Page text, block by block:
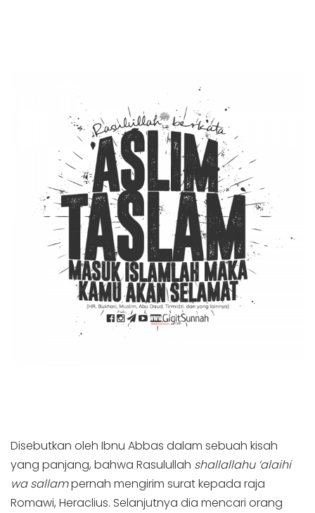
Disebutkan oleh Ibnu Abbas dalam sebuah kisah
yang panjang, bahwa Rasulullah shallallahu ‘alaihi
wa sallampernah mengirim surat kepada raja
Romawi, Heraclius. Selanjutnya dia mencari orang